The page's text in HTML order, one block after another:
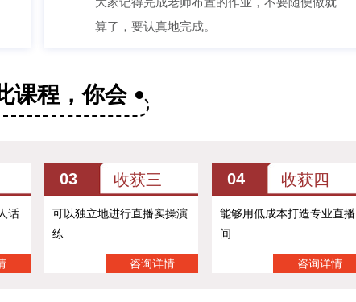
算了，要认真地完成。
课程，你会
话
03 收获三
可以独立地进行直播实操演
练
咨询详情
04 收获四
能够用低成本打造专业直播
间
咨询详情